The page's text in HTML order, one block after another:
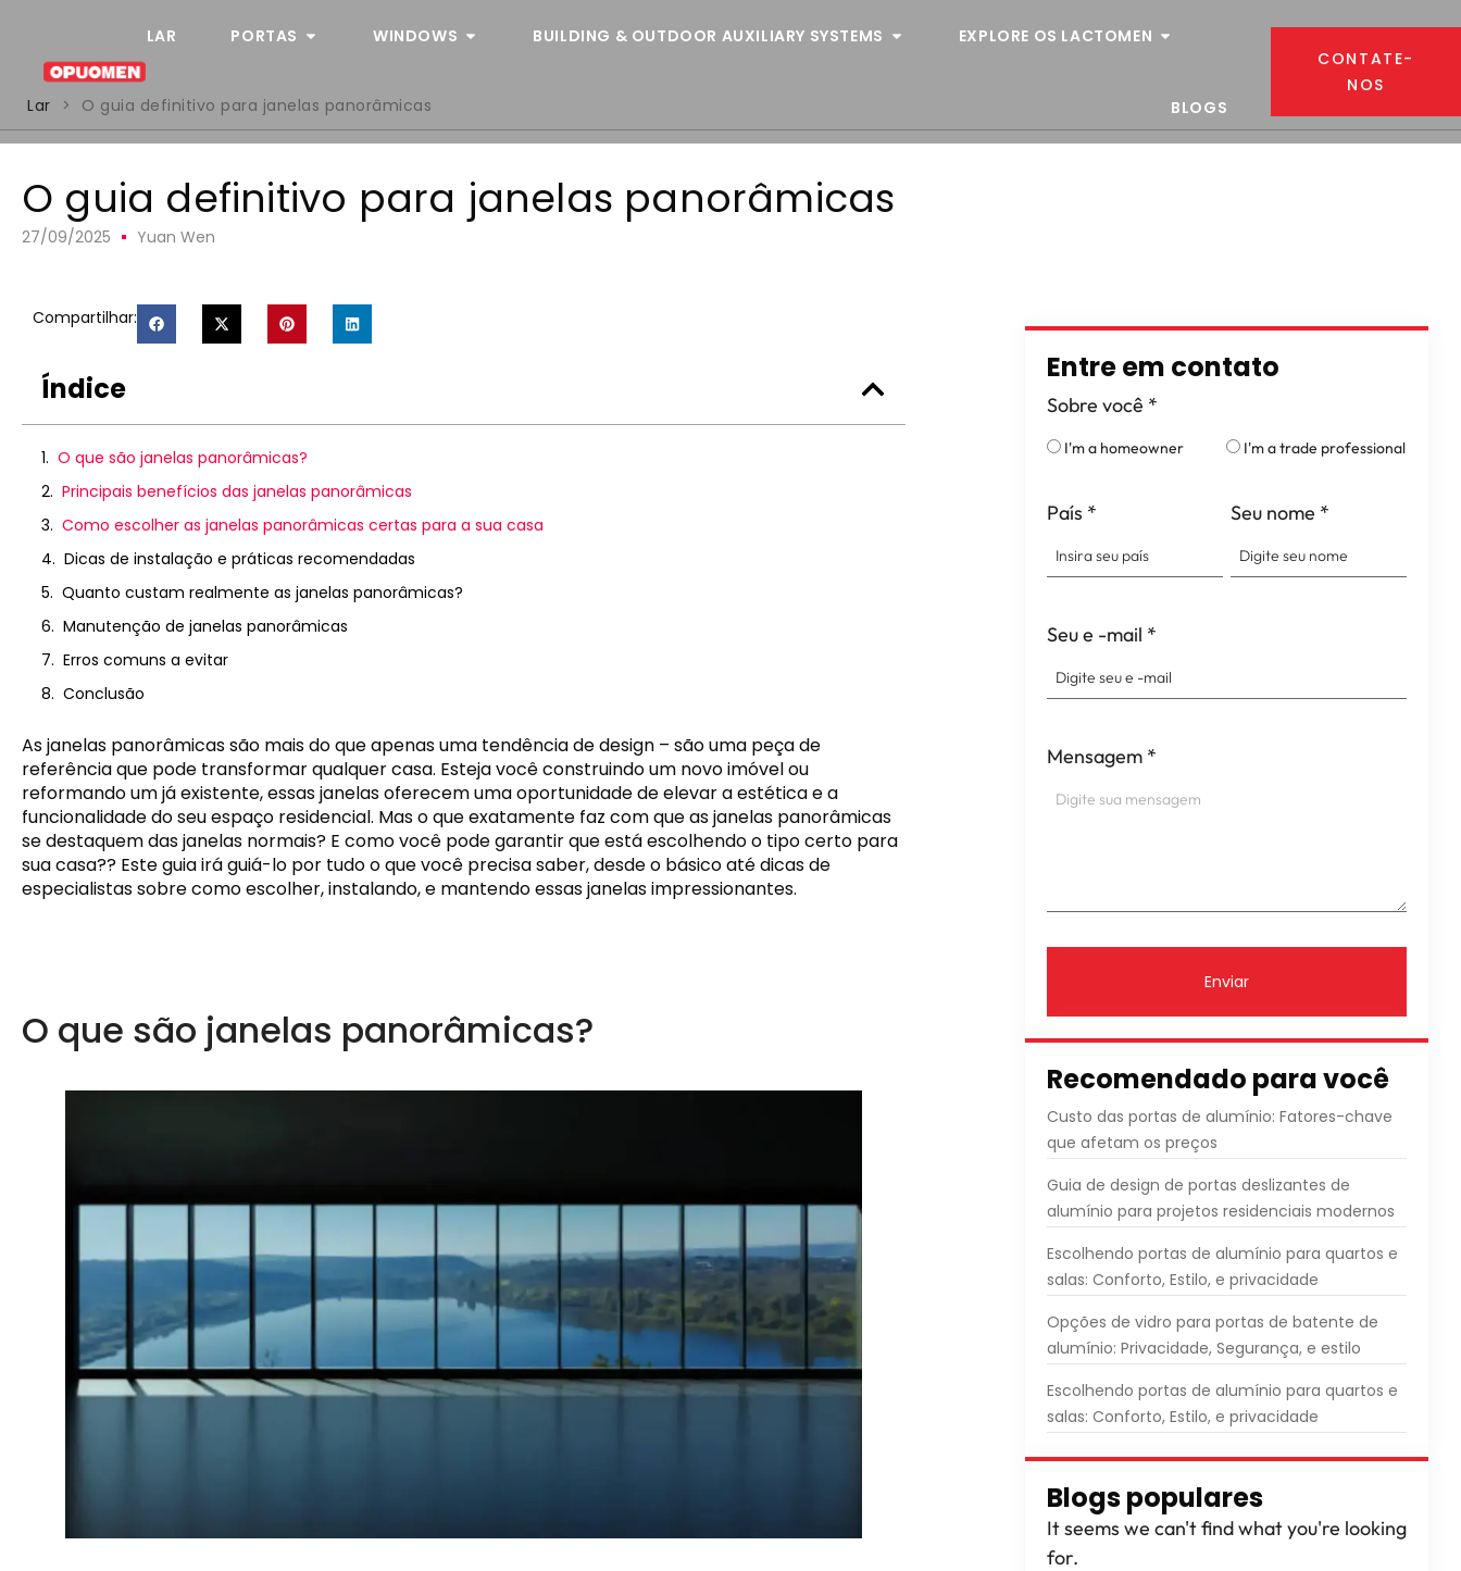
LAR PORTAS WINDOWS BUILDING & OUTDOOR AUXILIARY SYSTEMS EXPLORE OS LACTOMEN
BLOGS
CONTATE-
NOS
Lar
> O guia definitivo para janelas panorâmicas
O guia definitivo para janelas panorâmicas
27/09/2025 Yuan Wen
Compartilhar:
Índice
O que são janelas panorâmicas?
Principais benefícios das janelas panorâmicas
Como escolher as janelas panorâmicas certas para a sua casa
Dicas de instalação e práticas recomendadas
Quanto custam realmente as janelas panorâmicas?
Manutenção de janelas panorâmicas
Erros comuns a evitar
Conclusão
As janelas panorâmicas são mais do que apenas uma tendência de design – são uma peça de
referência que pode transformar qualquer casa. Esteja você construindo um novo imóvel ou
reformando um já existente, essas janelas oferecem uma oportunidade de elevar a estética e a
funcionalidade do seu espaço residencial. Mas o que exatamente faz com que as janelas panorâmicas
se destaquem das janelas normais? E como você pode garantir que está escolhendo o tipo certo para
sua casa?? Este guia irá guiá-lo por tudo o que você precisa saber, desde o básico até dicas de
especialistas sobre como escolher, instalando, e mantendo essas janelas impressionantes.
O que são janelas panorâmicas?
Entre em contato
Sobre você *
I'm a homeowner I'm a trade professional
País * Seu nome *
Seu e -mail *
Mensagem *
Enviar
Recomendado para você
Custo das portas de alumínio: Fatores-chave
que afetam os preços
Guia de design de portas deslizantes de
alumínio para projetos residenciais modernos
Escolhendo portas de alumínio para quartos e
salas: Conforto, Estilo, e privacidade
Opções de vidro para portas de batente de
alumínio: Privacidade, Segurança, e estilo
Escolhendo portas de alumínio para quartos e
salas: Conforto, Estilo, e privacidade
Blogs populares
It seems we can't find what you're looking
for.